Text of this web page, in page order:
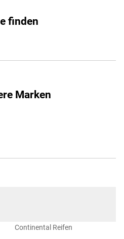
finden
Marken
Continental Reifen